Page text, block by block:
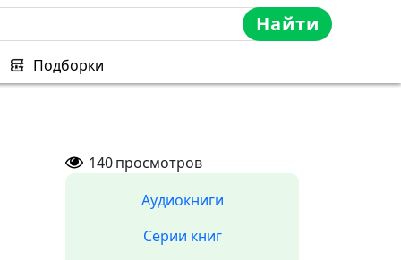
Найти
Подборки
140просмотров
Аудиокниги
Серии книг